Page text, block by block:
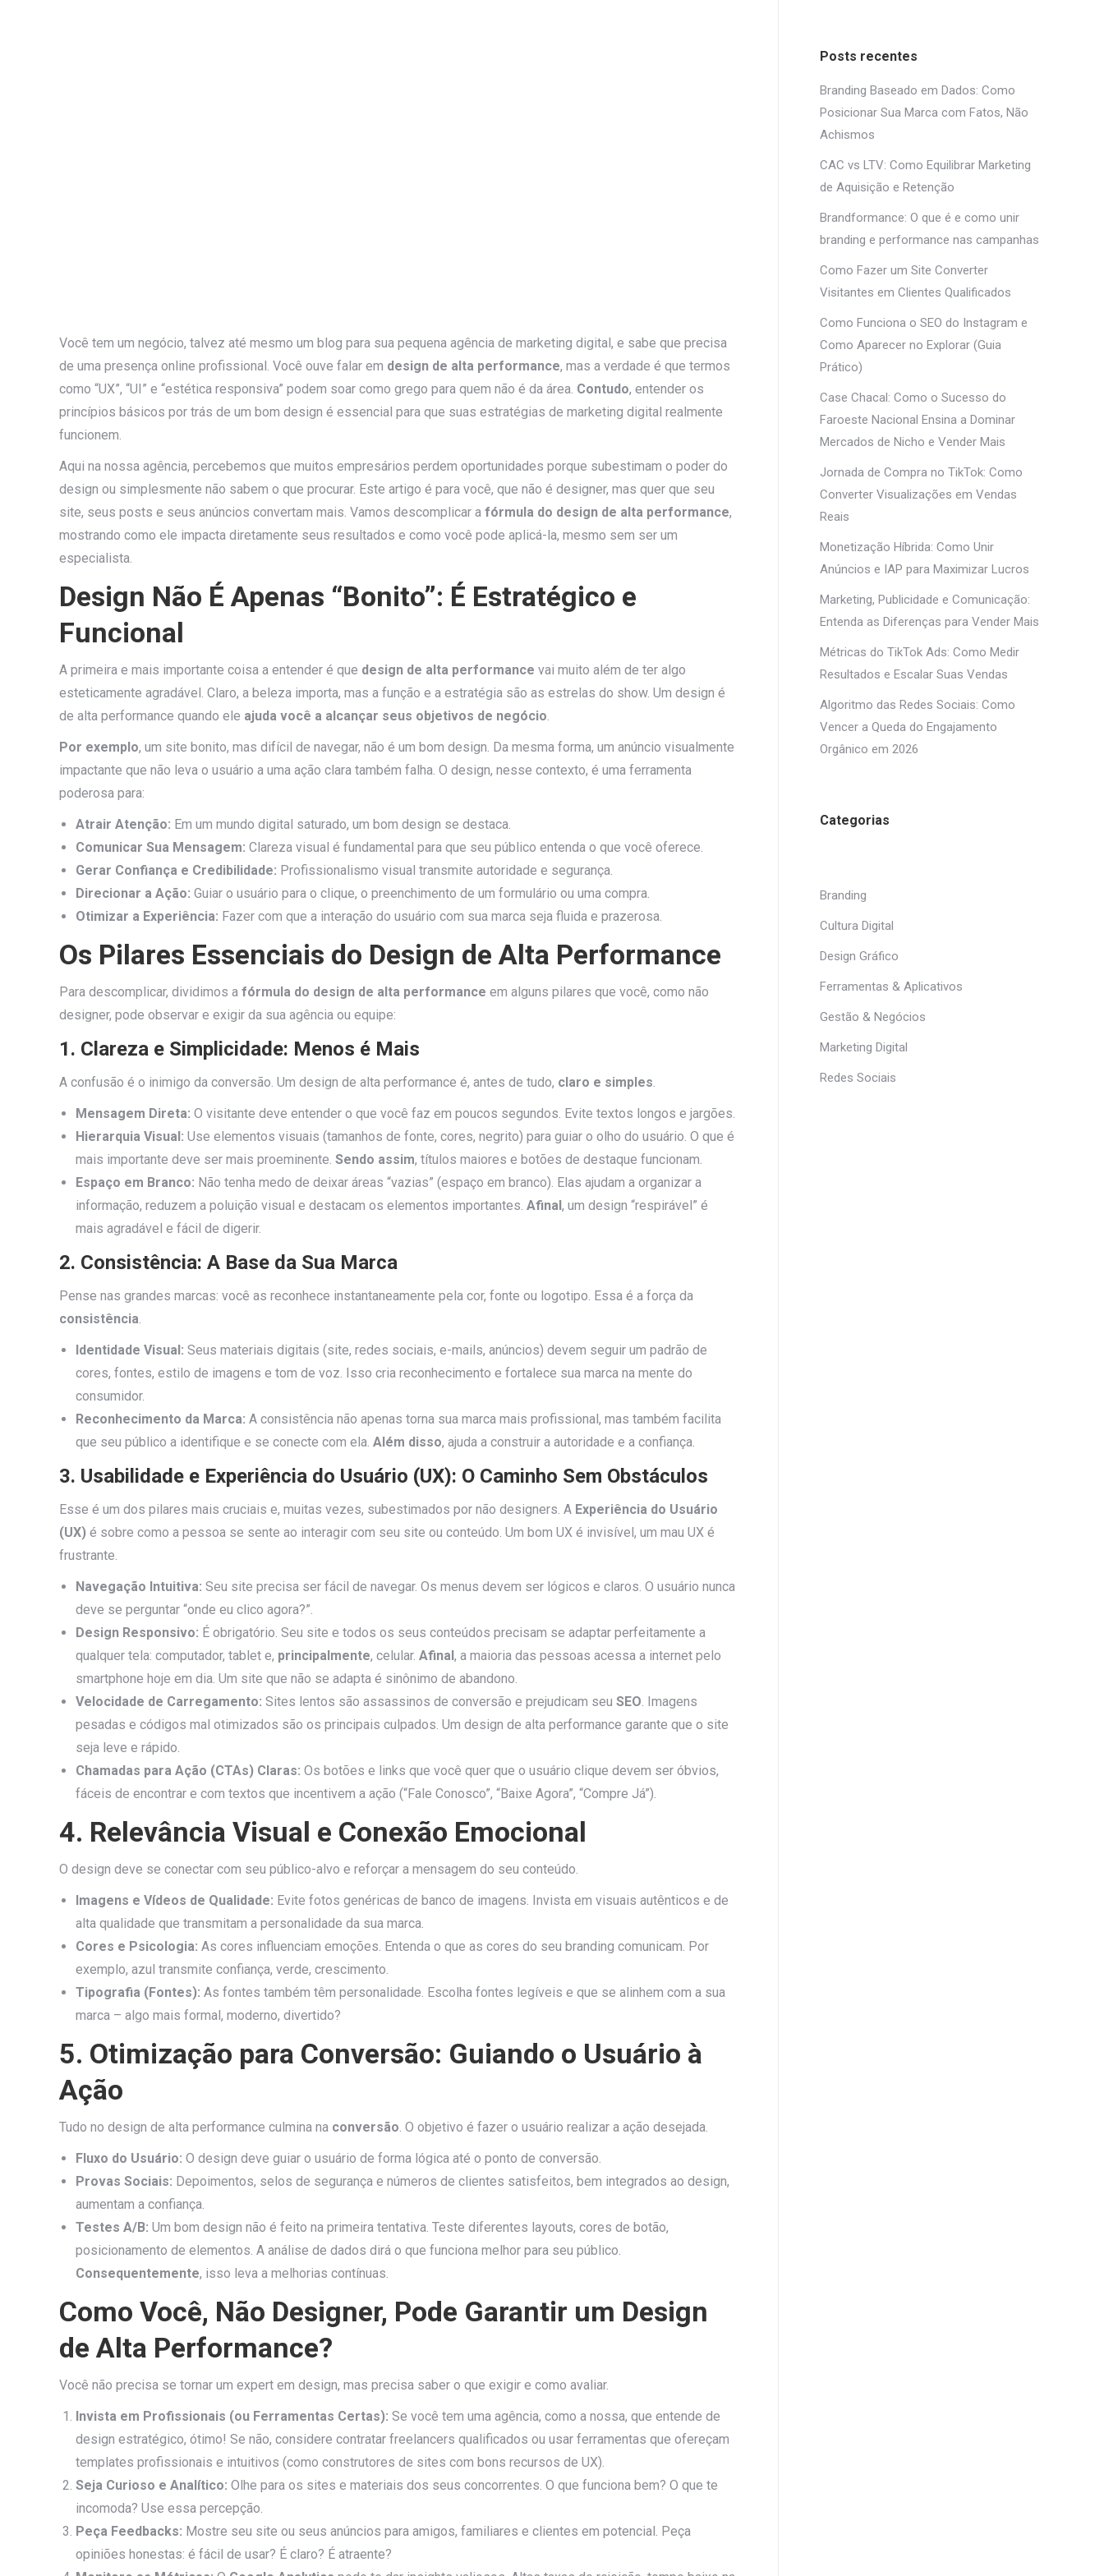
Você tem um negócio, talvez até mesmo um blog para sua pequena agência de marketing digital, e sabe que precisa
de uma presença online profissional. Você ouve falar em design de alta performance, mas a verdade é que termos
como “UX”, “UI” e “estética responsiva” podem soar como grego para quem não é da área. Contudo, entender os
princípios básicos por trás de um bom design é essencial para que suas estratégias de marketing digital realmente
funcionem.
Aqui na nossa agência, percebemos que muitos empresários perdem oportunidades porque subestimam o poder do
design ou simplesmente não sabem o que procurar. Este artigo é para você, que não é designer, mas quer que seu
site, seus posts e seus anúncios convertam mais. Vamos descomplicar a fórmula do design de alta performance,
mostrando como ele impacta diretamente seus resultados e como você pode aplicá-la, mesmo sem ser um
especialista.
Design Não É Apenas “Bonito”: É Estratégico e
Funcional
A primeira e mais importante coisa a entender é que design de alta performance vai muito além de ter algo
esteticamente agradável. Claro, a beleza importa, mas a função e a estratégia são as estrelas do show. Um design é
de alta performance quando ele ajuda você a alcançar seus objetivos de negócio
Por exemplo, um site bonito, mas difícil de navegar, não é um bom design. Da mesma forma, um anúncio visualmente
impactante que não leva o usuário a uma ação clara também falha. O design, nesse contexto, é uma ferramenta
poderosa para:
Atrair Atenção: Em um mundo digital saturado, um bom design se destaca.
Comunicar Sua Mensagem: Clareza visual é fundamental para que seu público entenda o que você oferece.
Gerar Confiança e Credibilidade: Profissionalismo visual transmite autoridade e segurança.
Direcionar a Ação: Guiar o usuário para o clique, o preenchimento de um formulário ou uma compra.
Otimizar a Experiência: Fazer com que a interação do usuário com sua marca seja fluida e prazerosa.
Os Pilares Essenciais do Design de Alta Performance
Para descomplicar, dividimos a fórmula do design de alta performance em alguns pilares que você, como não
designer, pode observar e exigir da sua agência ou equipe:
1. Clareza e Simplicidade: Menos é Mais
A confusão é o inimigo da conversão. Um design de alta performance é, antes de tudo, claro e simples
Mensagem Direta: O visitante deve entender o que você faz em poucos segundos. Evite textos longos e jargões.
Hierarquia Visual: Use elementos visuais (tamanhos de fonte, cores, negrito) para guiar o olho do usuário. O que é
mais importante deve ser mais proeminente. Sendo assim, títulos maiores e botões de destaque funcionam.
Espaço em Branco: Não tenha medo de deixar áreas “vazias” (espaço em branco). Elas ajudam a organizar a
informação, reduzem a poluição visual e destacam os elementos importantes. Afinal, um design “respirável” é
mais agradável e fácil de digerir.
2. Consistência: A Base da Sua Marca
Pense nas grandes marcas: você as reconhece instantaneamente pela cor, fonte ou logotipo. Essa é a força da
consistência
Identidade Visual: Seus materiais digitais (site, redes sociais, e-mails, anúncios) devem seguir um padrão de
cores, fontes, estilo de imagens e tom de voz. Isso cria reconhecimento e fortalece sua marca na mente do
consumidor.
Reconhecimento da Marca: A consistência não apenas torna sua marca mais profissional, mas também facilita
que seu público a identifique e se conecte com ela. Além disso, ajuda a construir a autoridade e a confiança.
3. Usabilidade e Experiência do Usuário (UX): O Caminho Sem Obstáculos
Esse é um dos pilares mais cruciais e, muitas vezes, subestimados por não designers. A Experiência do Usuário
(UX) é sobre como a pessoa se sente ao interagir com seu site ou conteúdo. Um bom UX é invisível, um mau UX é
frustrante.
Navegação Intuitiva: Seu site precisa ser fácil de navegar. Os menus devem ser lógicos e claros. O usuário nunca
deve se perguntar “onde eu clico agora?”.
Design Responsivo: É obrigatório. Seu site e todos os seus conteúdos precisam se adaptar perfeitamente a
qualquer tela: computador, tablet e, principalmente, celular. Afinal, a maioria das pessoas acessa a internet pelo
smartphone hoje em dia. Um site que não se adapta é sinônimo de abandono.
Velocidade de Carregamento: Sites lentos são assassinos de conversão e prejudicam seu SEO . Imagens
pesadas e códigos mal otimizados são os principais culpados. Um design de alta performance garante que o site
seja leve e rápido.
Chamadas para Ação (CTAs) Claras: Os botões e links que você quer que o usuário clique devem ser óbvios,
fáceis de encontrar e com textos que incentivem a ação (“Fale Conosco”, “Baixe Agora”, “Compre Já”).
4. Relevância Visual e Conexão Emocional
O design deve se conectar com seu público-alvo e reforçar a mensagem do seu conteúdo.
Imagens e Vídeos de Qualidade: Evite fotos genéricas de banco de imagens. Invista em visuais autênticos e de
alta qualidade que transmitam a personalidade da sua marca.
Cores e Psicologia: As cores influenciam emoções. Entenda o que as cores do seu branding comunicam. Por
exemplo, azul transmite confiança, verde, crescimento.
Tipografia (Fontes): As fontes também têm personalidade. Escolha fontes legíveis e que se alinhem com a sua
marca – algo mais formal, moderno, divertido?
5. Otimização para Conversão: Guiando o Usuário à
Ação
Tudo no design de alta performance culmina na conversão . O objetivo é fazer o usuário realizar a ação desejada.
Fluxo do Usuário: O design deve guiar o usuário de forma lógica até o ponto de conversão.
Provas Sociais: Depoimentos, selos de segurança e números de clientes satisfeitos, bem integrados ao design,
aumentam a confiança.
Testes A/B: Um bom design não é feito na primeira tentativa. Teste diferentes layouts, cores de botão,
posicionamento de elementos. A análise de dados dirá o que funciona melhor para seu público.
Consequentemente, isso leva a melhorias contínuas.
Como Você, Não Designer, Pode Garantir um Design
de Alta Performance?
Você não precisa se tornar um expert em design, mas precisa saber o que exigir e como avaliar.
Invista em Profissionais (ou Ferramentas Certas): Se você tem uma agência, como a nossa, que entende de
design estratégico, ótimo! Se não, considere contratar freelancers qualificados ou usar ferramentas que ofereçam
templates profissionais e intuitivos (como construtores de sites com bons recursos de UX).
Seja Curioso e Analítico: Olhe para os sites e materiais dos seus concorrentes. O que funciona bem? O que te
incomoda? Use essa percepção.
Peça Feedbacks: Mostre seu site ou seus anúncios para amigos, familiares e clientes em potencial. Peça
opiniões honestas: é fácil de usar? É claro? É atraente?
Posts recentes
Branding Baseado em Dados: Como
Posicionar Sua Marca com Fatos, Não
Achismos
CAC vs LTV: Como Equilibrar Marketing
de Aquisição e Retenção
Brandformance: O que é e como unir
branding e performance nas campanhas
Como Fazer um Site Converter
Visitantes em Clientes Qualificados
Como Funciona o SEO do Instagram e
Como Aparecer no Explorar (Guia
Prático)
Case Chacal: Como o Sucesso do
Faroeste Nacional Ensina a Dominar
Mercados de Nicho e Vender Mais
Jornada de Compra no TikTok: Como
Converter Visualizações em Vendas
Reais
Monetização Híbrida: Como Unir
Anúncios e IAP para Maximizar Lucros
Marketing, Publicidade e Comunicação:
Entenda as Diferenças para Vender Mais
Métricas do TikTok Ads: Como Medir
Resultados e Escalar Suas Vendas
Algoritmo das Redes Sociais: Como
Vencer a Queda do Engajamento
Orgânico em 2026
Categorias
Branding
Cultura Digital
Design Gráfico
Ferramentas & Aplicativos
Gestão & Negócios
Marketing Digital
Redes Sociais